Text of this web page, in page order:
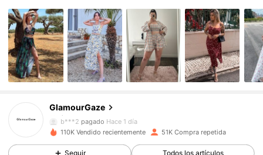
GlamourGaze
4,85 13K Seguidores
4,85
13K Seguidores
b***2 pagado Hace 1 día
4,85 13K Seguidores
110K Vendido recientemente 51K Compra repetida
Seguir Todos los artículos